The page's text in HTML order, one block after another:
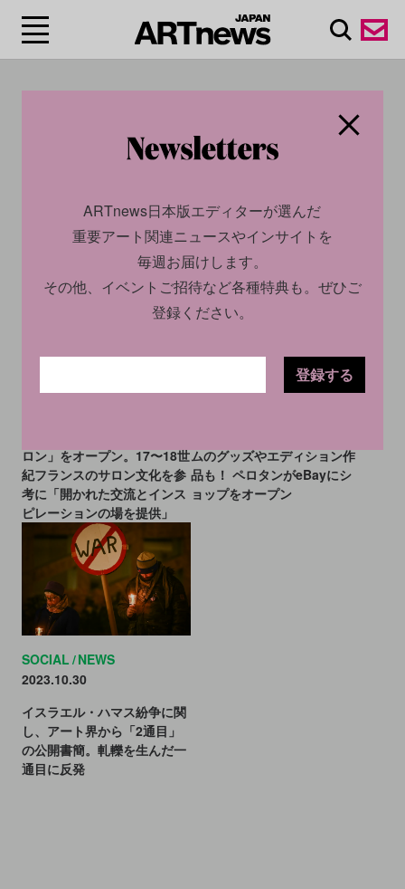
#エマニュエル・ペロタ
ン/Emmanuel Perrotin
ロン」をオープン。17〜18世
紀フランスのサロン文化を参
考に「開かれた交流とインス
ピレーションの場を提供」
NEWS
ムのグッズやエディション作
品も！ ペロタンがeBayにシ
ョップをオープン
SOCIAL NEWS
2023.10.30
イスラエル・ハマス紛争に関
し、アート界から「2通目」
の公開書簡。軋轢を生んだ一
通目に反発
ARTnews日本版エディターが選んだ
重要アート関連ニュースやインサイトを
毎週お届けします。
その他、イベントご招待など各種特典も。ぜひご
登録ください。
登録する